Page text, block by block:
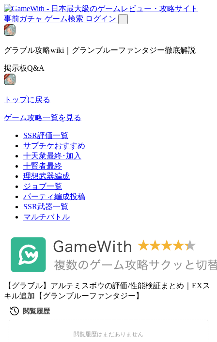
事前ガチャ ゲーム検索 ログイン
グラブル攻略wiki｜グランブルーファンタジー徹底解説
掲示板Q&A
トップに戻る
ゲーム攻略一覧を見る
SSR評価一覧
サプチケおすすめ
十天衆最終･加入
十賢者最終
理想武器編成
ジョブ一覧
パーティ編成投稿
SSR武器一覧
マルチバトル
【グラブル】アルテミスボウの評価/性能検証まとめ｜EXス
キル追加【グランブルーファンタジー】